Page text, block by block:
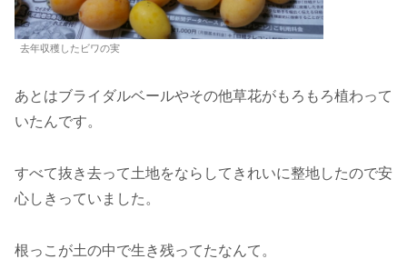
去年収穫したビワの実
あとはブライダルベールやその他草花がもろもろ植わって
いたんです。
すべて抜き去って土地をならしてきれいに整地したので安
心しきっていました。
根っこが土の中で生き残ってたなんて。